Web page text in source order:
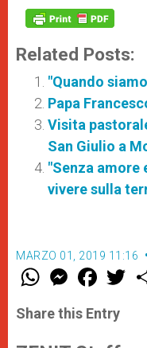
Related Posts:
"Quando
Papa
Visita
San Giulio a
"Senza amore
vivere sulla
MARZO 01, 2019 11:16
W
t
s
M
e
s
e
F
a
e
b
w
Share this Entry